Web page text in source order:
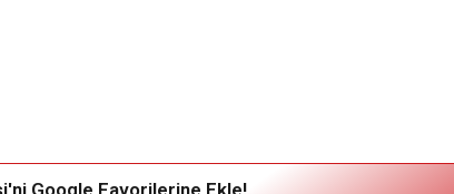
Google Favorilerine Ekle!